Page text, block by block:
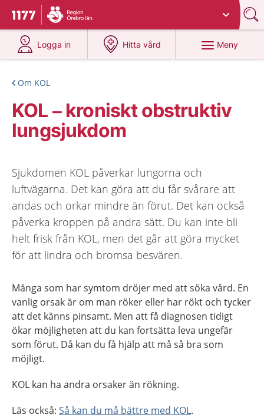
Till startsidan för 1177
Du har valt region
Logga in
på 1177.se
Hitta vård
på 1177.se
Meny
Om KOL
KOL – kroniskt obstruktiv
lungsjukdom
Sjukdomen KOL påverkar lungorna och
luftvägarna. Det kan göra att du får svårare att
andas och orkar mindre än förut. Det kan också
påverka kroppen på andra sätt. Du kan inte bli
helt frisk från KOL, men det går att göra mycket
för att lindra och bromsa besvären.
Många som har symtom dröjer med att söka vård. En
vanlig orsak är om man röker eller har rökt och tycker
att det känns pinsamt. Men att få diagnosen tidigt
ökar möjligheten att du kan fortsätta leva ungefär
som förut. Då kan du få hjälp att må så bra som
möjligt.
KOL kan ha andra orsaker än rökning.
Läs också: Så kan du må bättre med KOL.